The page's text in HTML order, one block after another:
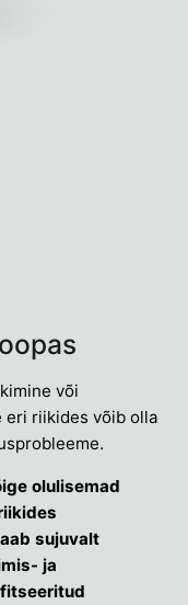
või
riikides võib olla
olulisemad
sujuvalt
ja